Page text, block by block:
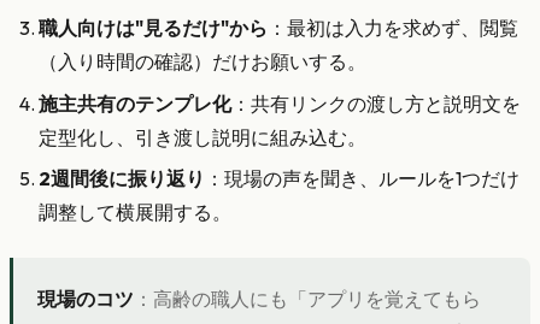
職人向けは"見るだけ"から ：最初は入力を求めず、閲覧
（入り時間の確認）だけお願いする。
施主共有のテンプレ化：共有リンクの渡し方と説明文を
定型化し、引き渡し説明に組み込む。
2週間後に振り返り ：現場の声を聞き、ルールを1つだけ
調整して横展開する。
現場のコツ ：高齢の職人にも「アプリを覚えてもら